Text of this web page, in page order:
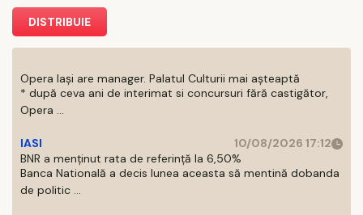
DISTRIBUIE
Opera Iași are manager. Palatul Culturii mai așteaptă
* după ceva ani de interimat si concursuri fără castigător,
Opera ...
IASI
10/08/2026 17:12
BNR a menținut rata de referință la 6,50%
Banca Natională a decis lunea aceasta să mentină dobanda
de politic ...